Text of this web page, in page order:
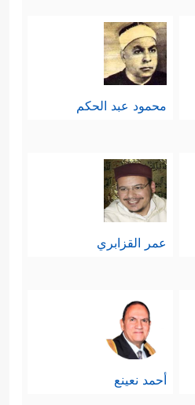
محمود عبد الحكم
عمر القزابري
أحمد نعينع